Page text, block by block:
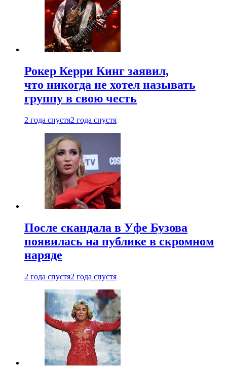
Рокер Керри Кинг заявил,
что никогда не хотел называть
группу в свою честь
2 года спустя2 года спустя
После скандала в Уфе Бузова
появилась на публике в скромном
наряде
2 года спустя2 года спустя